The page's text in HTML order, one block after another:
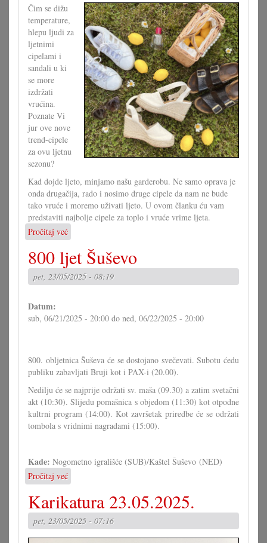
igrokaz
Čim se dižu
temperature,
hlepu ljudi za
ljetnimi
cipelami i
sandali u ki
se more
izdržati
vrućina.
Poznate Vi
jur ove nove
trend-cipele
za ovu ljetnu
sezonu?
Kad dojde ljeto, minjamo našu garderobu. Ne samo oprava je
onda drugačija, rado i nosimo druge cipele da nam ne bude
tako vruće i moremo uživati ljeto. U ovom članku ću vam
predstaviti najbolje cipele za toplo i vruće vrime ljeta.
Pročitaj već
Najbolje
cipele
za
ljeto
800 ljet Šuševo
pet, 23/05/2025 - 08:19
Datum:
sub, 06/21/2025 - 20:00 do ned, 06/22/2025 - 20:00
800. obljetnica Šuševa će se dostojano svečevati. Subotu ćedu
publiku zabavljati Bruji kot i PAX-i (20.00).
Nedilju će se najprije održati sv. maša (09.30) a zatim svetačni
akt (10:30). Slijedu pomašnica s objedom (11:30) kot otpodne
kultrni program (14:00). Kot završetak priredbe će se održati
tombola s vridnimi nagradami (15:00).
Kade: Nogometno igrališće (SUB)/Kaštel Šuševo (NED)
Pročitaj već
800
ljet
Šuševo
Karikatura 23.05.2025.
pet, 23/05/2025 - 07:16